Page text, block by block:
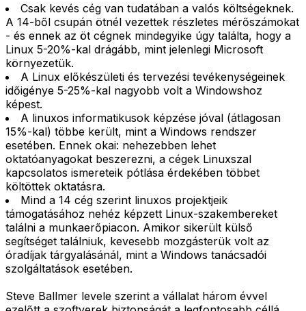
Csak kevés cég van tudatában a valós költségeknek.
A 14-ből csupán ötnél vezettek részletes mérőszámokat
- és ennek az öt cégnek mindegyike úgy találta, hogy a
Linux 5-20%-kal drágább, mint jelenlegi Microsoft
környezetük.
A Linux előkészületi és tervezési tevékenységeinek
időigénye 5-25%-kal nagyobb volt a Windowshoz
képest.
A linuxos informatikusok képzése jóval (átlagosan
15%-kal) többe került, mint a Windows rendszer
esetében. Ennek okai: nehezebben lehet
oktatóanyagokat beszerezni, a cégek Linuxszal
kapcsolatos ismereteik pótlása érdekében többet
költöttek oktatásra.
Mind a 14 cég szerint linuxos projektjeik
támogatásához nehéz képzett Linux-szakembereket
találni a munkaerőpiacon. Amikor sikerült külső
segítséget találniuk, kevesebb mozgásterük volt az
óradíjak tárgyalásánál, mint a Windows tanácsadói
szolgáltatások esetében.
Steve Ballmer levele szerint a vállalat három évvel